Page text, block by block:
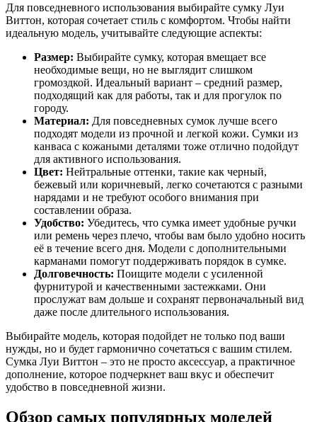
Для повседневного использования выбирайте сумку Луи
Виттон, которая сочетает стиль с комфортом. Чтобы найти
идеальную модель, учитывайте следующие аспекты:
Размер: Выбирайте сумку, которая вмещает все
необходимые вещи, но не выглядит слишком
громоздкой. Идеальный вариант – средний размер,
подходящий как для работы, так и для прогулок по
городу.
Материал: Для повседневных сумок лучше всего
подходят модели из прочной и легкой кожи. Сумки из
канваса с кожаными деталями тоже отлично подойдут
для активного использования.
Цвет: Нейтральные оттенки, такие как черный,
бежевый или коричневый, легко сочетаются с разными
нарядами и не требуют особого внимания при
составлении образа.
Удобство: Убедитесь, что сумка имеет удобные ручки
или ремень через плечо, чтобы вам было удобно носить
её в течение всего дня. Модели с дополнительными
карманами помогут поддерживать порядок в сумке.
Долговечность: Поищите модели с усиленной
фурнитурой и качественными застежками. Они
прослужат вам дольше и сохранят первоначальный вид
даже после длительного использования.
Выбирайте модель, которая подойдет не только под ваши
нужды, но и будет гармонично сочетаться с вашим стилем.
Сумка Луи Виттон – это не просто аксессуар, а практичное
дополнение, которое подчеркнет ваш вкус и обеспечит
удобство в повседневной жизни.
Обзор самых популярных моделей